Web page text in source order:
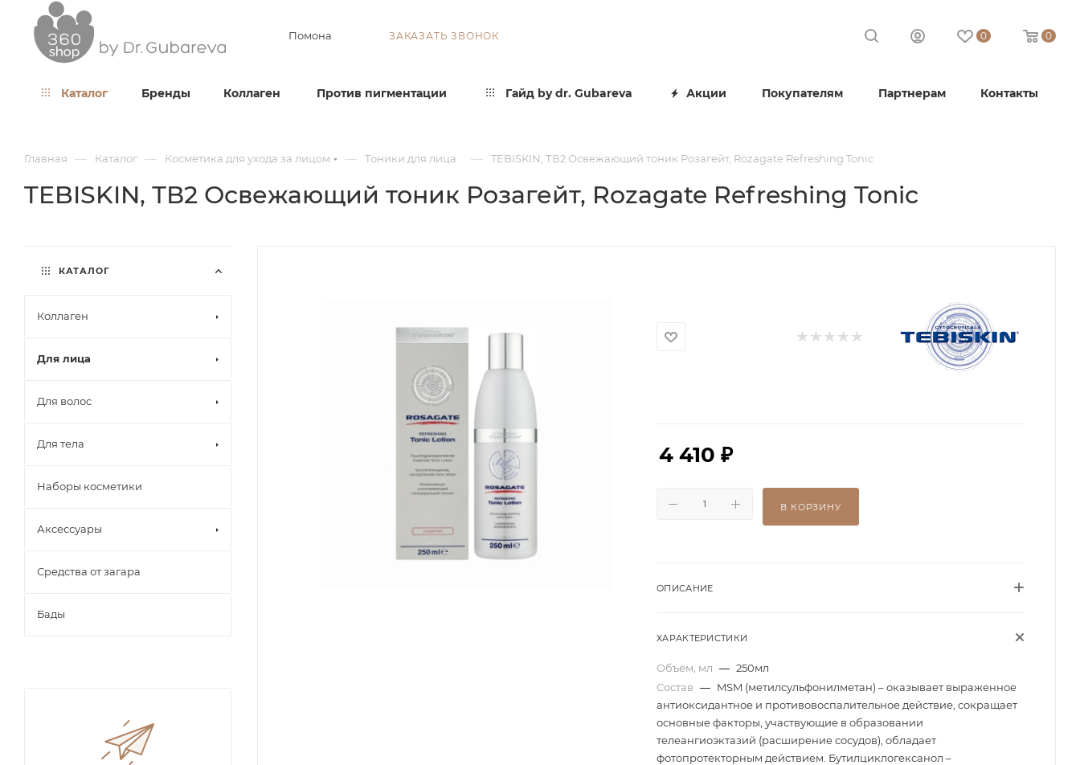
Помона ЗАКАЗАТЬ ЗВОНОК 0 0
Каталог Бренды Коллаген Против пигментации Гайд by dr. Gubareva Акции Покупателям Партнерам Контакты
Главная — Каталог — Косметика для ухода за лицом — Тоники для лица — TEBISKIN, ТВ2 Освежающий тоник Розагейт, Rozagate Refreshing Tonic
TEBISKIN, ТВ2 Освежающий тоник Розагейт, Rozagate Refreshing Tonic
4 410 ₽
В КОРЗИНУ
ОПИСАНИЕ
ХАРАКТЕРИСТИКИ
Объем, мл — 250мл
Состав — MSM (метилсульфонилметан) – оказывает выраженное
антиоксидантное и противовоспалительное действие, сокращает
основные факторы, участвующие в образовании
телеангиоэктазий (расширение сосудов), обладает
фотопротекторным действием. Бутилциклогексанол –
КАТАЛОГ
Коллаген
Для лица
Для волос
Для тела
Наборы косметики
Аксессуары
Средства от загара
Бады